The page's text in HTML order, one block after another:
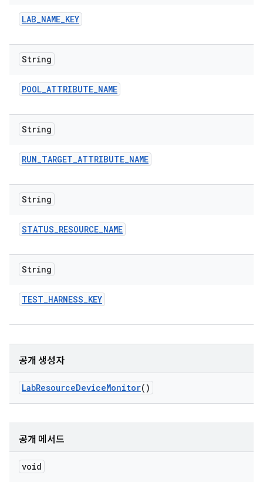
LAB_NAME_KEY
String
POOL_ATTRIBUTE_NAME
String
RUN_TARGET_ATTRIBUTE_NAME
String
STATUS_RESOURCE_NAME
String
TEST_HARNESS_KEY
공개 생성자
LabResourceDeviceMonitor()
공개 메서드
void